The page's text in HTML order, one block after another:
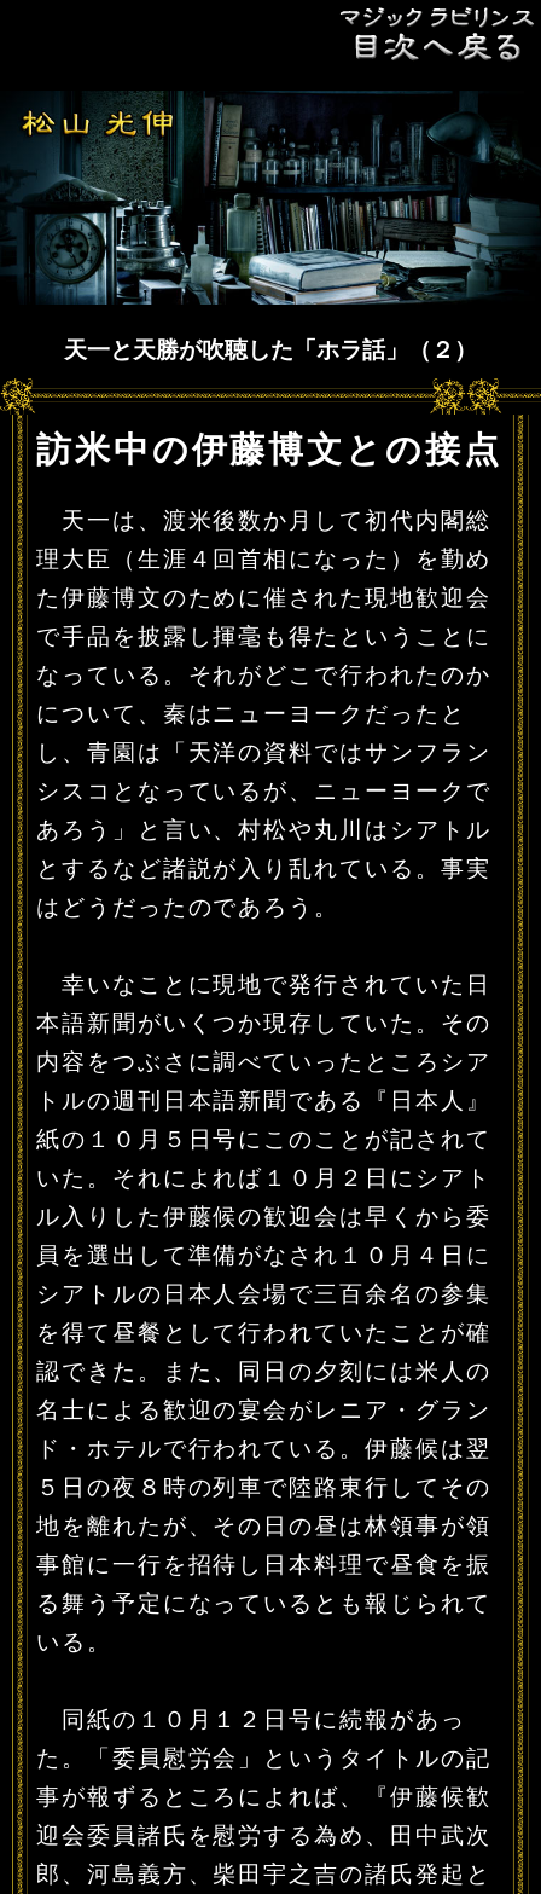
天一と天勝が吹聴した「ホラ話」（２）
訪米中の伊藤博文との接点
天一は、渡米後数か月して初代内閣総
理大臣（生涯４回首相になった）を勤め
た伊藤博文のために催された現地歓迎会
で手品を披露し揮毫も得たということに
なっている。それがどこで行われたのか
について、秦はニューヨークだったと
し、青園は「天洋の資料ではサンフラン
シスコとなっているが、ニューヨークで
あろう」と言い、村松や丸川はシアトル
とするなど諸説が入り乱れている。事実
はどうだったのであろう。
幸いなことに現地で発行されていた日
本語新聞がいくつか現存していた。その
内容をつぶさに調べていったところシア
トルの週刊日本語新聞である『日本人』
紙の１０月５日号にこのことが記されて
いた。それによれば１０月２日にシアト
ル入りした伊藤候の歓迎会は早くから委
員を選出して準備がなされ１０月４日に
シアトルの日本人会場で三百余名の参集
を得て昼餐として行われていたことが確
認できた。また、同日の夕刻には米人の
名士による歓迎の宴会がレニア・グラン
ド・ホテルで行われている。伊藤候は翌
５日の夜８時の列車で陸路東行してその
地を離れたが、その日の昼は林領事が領
事館に一行を招待し日本料理で昼食を振
る舞う予定になっているとも報じられて
いる。
同紙の１０月１２日号に続報があっ
た。「委員慰労会」というタイトルの記
事が報ずるところによれば、『伊藤候歓
迎会委員諸氏を慰労する為め、田中武次
郎、河島義方、柴田宇之吉の諸氏発起と